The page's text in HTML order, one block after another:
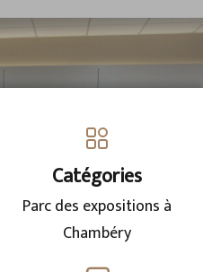
Catégories
Parc des expositions à
Chambéry